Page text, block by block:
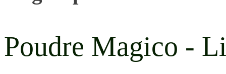
Poudre Magico -